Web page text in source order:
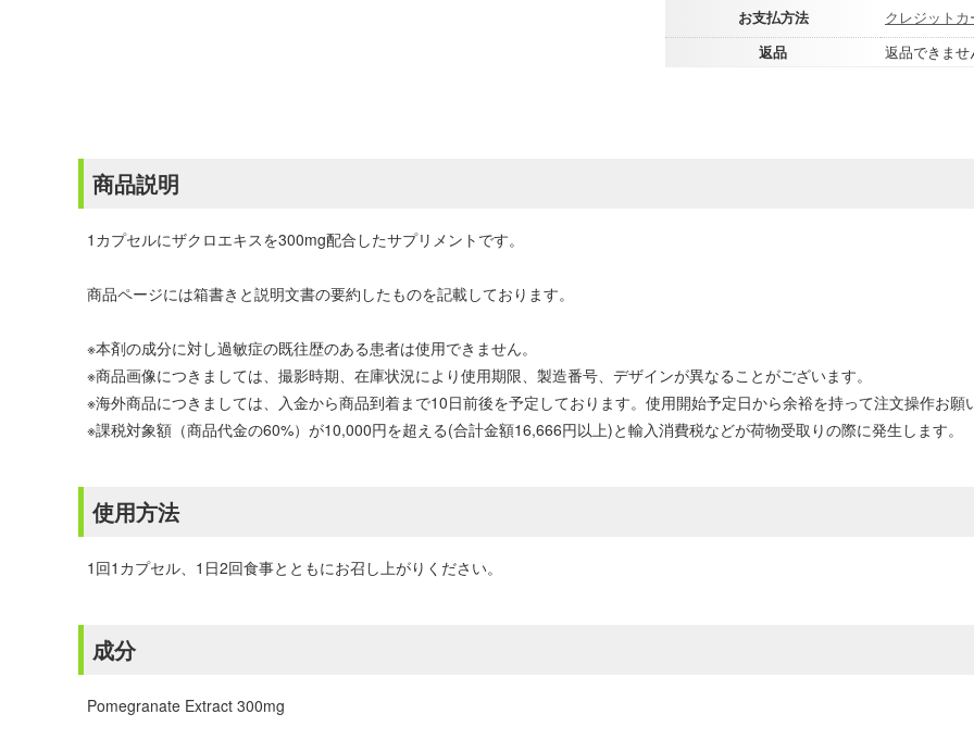
お支払方法
クレジットカ
返品
返品できま
商品説明
1カプセルにザクロエキスを300mg配合したサプリメントです。
商品ページには箱書きと説明文書の要約したものを記載しております。
※本剤の成分に対し過敏症の既往歴のある患者は使用できません。
※商品画像につきましては、撮影時期、在庫状況により使用期限、製造番号、デザインが異なることがございます。
※海外商品につきましては、入金から商品到着まで10日前後を予定しております。使用開始予定日から余裕を持って注文操作お願
※課税対象額（商品代金の60%）が10,000円を超える(合計金額16,666円以上)と輸入消費税などが荷物受取りの際に発生します。
使用方法
1回1カプセル、1日2回食事とともにお召し上がりください。
成分
Pomegranate Extract 300mg